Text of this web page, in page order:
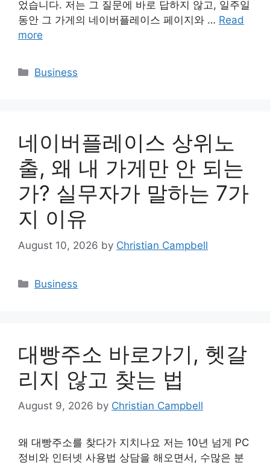
었습니다. 저는 그 질문에 바로 답하지 않고, 일주일
동안 그 가게의 네이버플레이스 페이지와 … Read
more
Categories
Business
네이버플레이스 상위노
출, 왜 내 가게만 안 되는
가? 실무자가 말하는 7가
지 이유
August 10, 2026 by Christian Campbell
Categories
Business
대빵주소 바로가기, 헷갈
리지 않고 찾는 법
August 9, 2026 by Christian Campbell
왜 대빵주소를 찾다가 지치나요 저는 10년 넘게 PC
정비와 인터넷 사용법 상담을 해오면서, 수많은 분